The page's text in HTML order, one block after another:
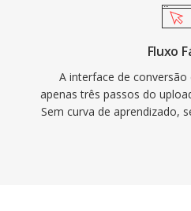
Fluxo
A interface de
apenas três passos do
Sem curva de aprendizado,